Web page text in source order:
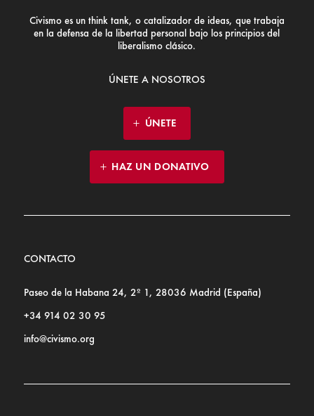
Civismo es un think tank, o catalizador de ideas, que trabaja
en la defensa de la libertad personal bajo los principios del
liberalismo clásico.
ÚNETE A NOSOTROS
ÚNETE
HAZ UN DONATIVO
CONTACTO
Paseo de la Habana 24, 2º 1, 28036 Madrid (España)
+34 914 02 30 95
info@civismo.org